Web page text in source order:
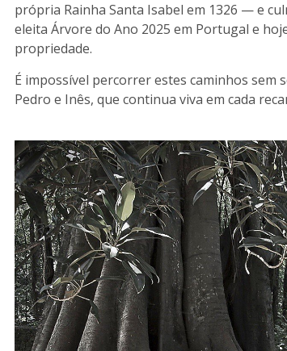
própria Rainha Santa Isabel em 1326 — e
eleita Árvore do Ano 2025 em Portugal e
propriedade.
É impossível percorrer estes caminhos sem
Pedro e Inês, que continua viva em cada